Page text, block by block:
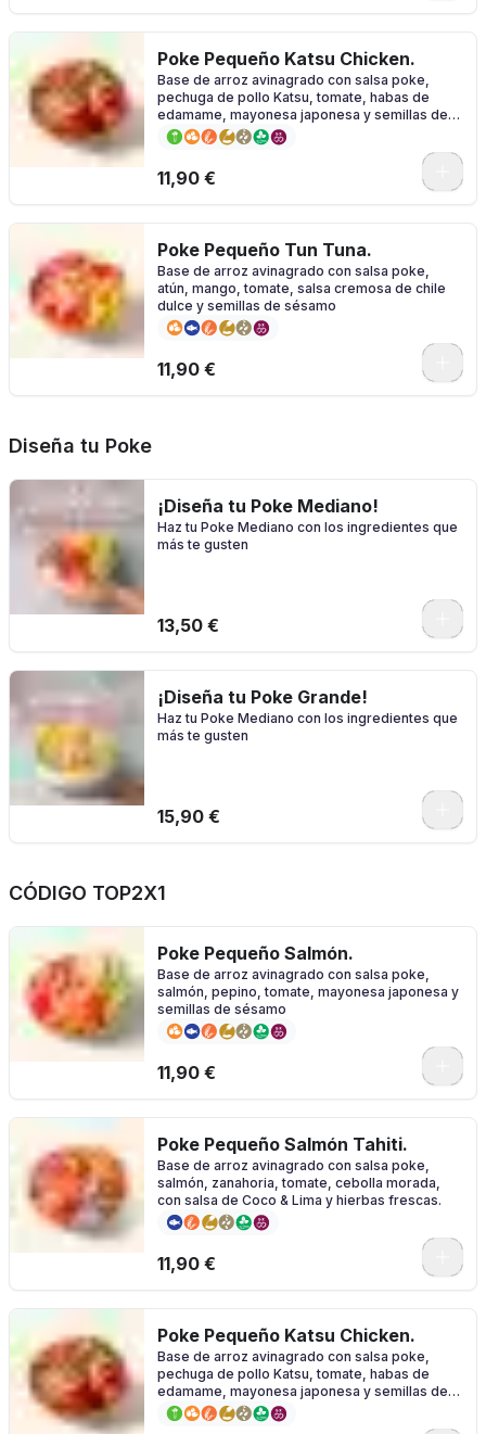
Poke Pequeño Katsu Chicken.
Base de arroz avinagrado con salsa poke,
pechuga de pollo Katsu, tomate, habas de
edamame, mayonesa japonesa y semillas de
sésamo
11,90 €
Poke Pequeño Tun Tuna.
Base de arroz avinagrado con salsa poke,
atún, mango, tomate, salsa cremosa de chile
dulce y semillas de sésamo
11,90 €
Diseña tu Poke
¡Diseña tu Poke Mediano!
Haz tu Poke Mediano con los ingredientes que
más te gusten
13,50 €
¡Diseña tu Poke Grande!
Haz tu Poke Mediano con los ingredientes que
más te gusten
15,90 €
CÓDIGO TOP2X1
Poke Pequeño Salmón.
Base de arroz avinagrado con salsa poke,
salmón, pepino, tomate, mayonesa japonesa y
semillas de sésamo
11,90 €
Poke Pequeño Salmón Tahiti.
Base de arroz avinagrado con salsa poke,
salmón, zanahoria, tomate, cebolla morada,
con salsa de Coco & Lima y hierbas frescas.
11,90 €
Poke Pequeño Katsu Chicken.
Base de arroz avinagrado con salsa poke,
pechuga de pollo Katsu, tomate, habas de
edamame, mayonesa japonesa y semillas de
sésamo